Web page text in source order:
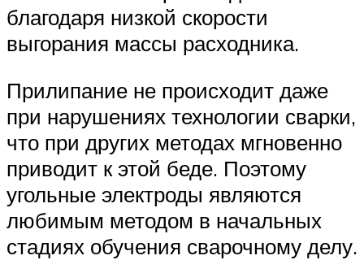
благодаря низкой скорости
выгорания массы расходника.
Прилипание не происходит даже
при нарушениях технологии сварки,
что при других методах мгновенно
приводит к этой беде. Поэтому
угольные электроды являются
любимым методом в начальных
стадиях обучения сварочному делу.